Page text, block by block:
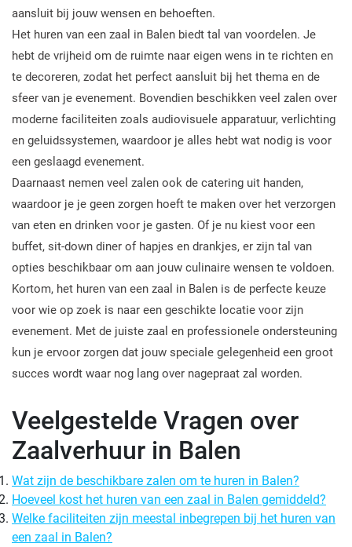
aansluit bij jouw wensen en behoeften.
Het huren van een zaal in Balen biedt tal van voordelen. Je
hebt de vrijheid om de ruimte naar eigen wens in te richten en
te decoreren, zodat het perfect aansluit bij het thema en de
sfeer van je evenement. Bovendien beschikken veel zalen over
moderne faciliteiten zoals audiovisuele apparatuur, verlichting
en geluidssystemen, waardoor je alles hebt wat nodig is voor
een geslaagd evenement.
Daarnaast nemen veel zalen ook de catering uit handen,
waardoor je je geen zorgen hoeft te maken over het verzorgen
van eten en drinken voor je gasten. Of je nu kiest voor een
buffet, sit-down diner of hapjes en drankjes, er zijn tal van
opties beschikbaar om aan jouw culinaire wensen te voldoen.
Kortom, het huren van een zaal in Balen is de perfecte keuze
voor wie op zoek is naar een geschikte locatie voor zijn
evenement. Met de juiste zaal en professionele ondersteuning
kun je ervoor zorgen dat jouw speciale gelegenheid een groot
succes wordt waar nog lang over nagepraat zal worden.
Veelgestelde Vragen over
Zaalverhuur in Balen
Wat zijn de beschikbare zalen om te huren in Balen?
Hoeveel kost het huren van een zaal in Balen gemiddeld?
Welke faciliteiten zijn meestal inbegrepen bij het huren van
een zaal in Balen?